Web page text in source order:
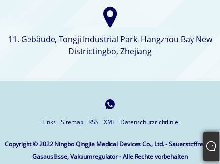
11. Gebäude, Tongji Industrial Park, Hangzhou Bay New
Districtingbo, Zhejiang
Links Sitemap RSS XML Datenschutzrichtlinie
Copyright © 2022 Ningbo Qingjie Medical Devices Co., Ltd. - Sauerstoffregler,
Gasauslässe, Vakuumregulator - Alle Rechte vorbehalten